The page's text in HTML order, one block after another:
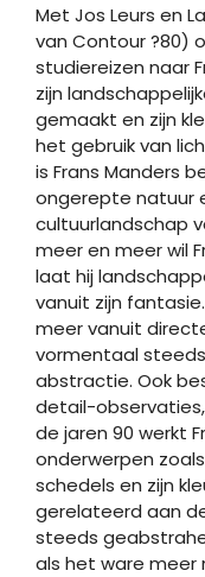
Met Jos Leurs en
van Contour ?80)
studiereizen naar
zijn
gemaakt en zijn
het gebruik van
is Frans Manders
ongerepte natuur
cultuurlandschap
meer en meer wil
laat hij
vanuit zijn
meer vanuit
vormentaal
abstractie. Ook
detail-
de jaren 90 werkt
onderwerpen
schedels en zijn
gerelateerd aan
steeds
als het ware meer